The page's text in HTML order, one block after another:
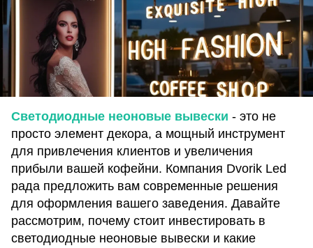
Светодиодные неоновые вывески - это не
просто элемент декора, а мощный инструмент
для привлечения клиентов и увеличения
прибыли вашей кофейни. Компания Dvorik Led
рада предложить вам современные решения
для оформления вашего заведения. Давайте
рассмотрим, почему стоит инвестировать в
светодиодные неоновые вывески и какие